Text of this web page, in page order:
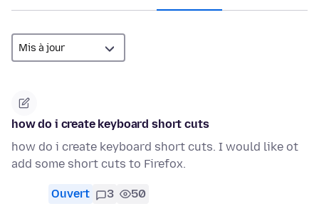
how do i create keyboard short cuts
how do i create keyboard short cuts. I would like ot
add some short cuts to Firefox.
Ouvert 3 50